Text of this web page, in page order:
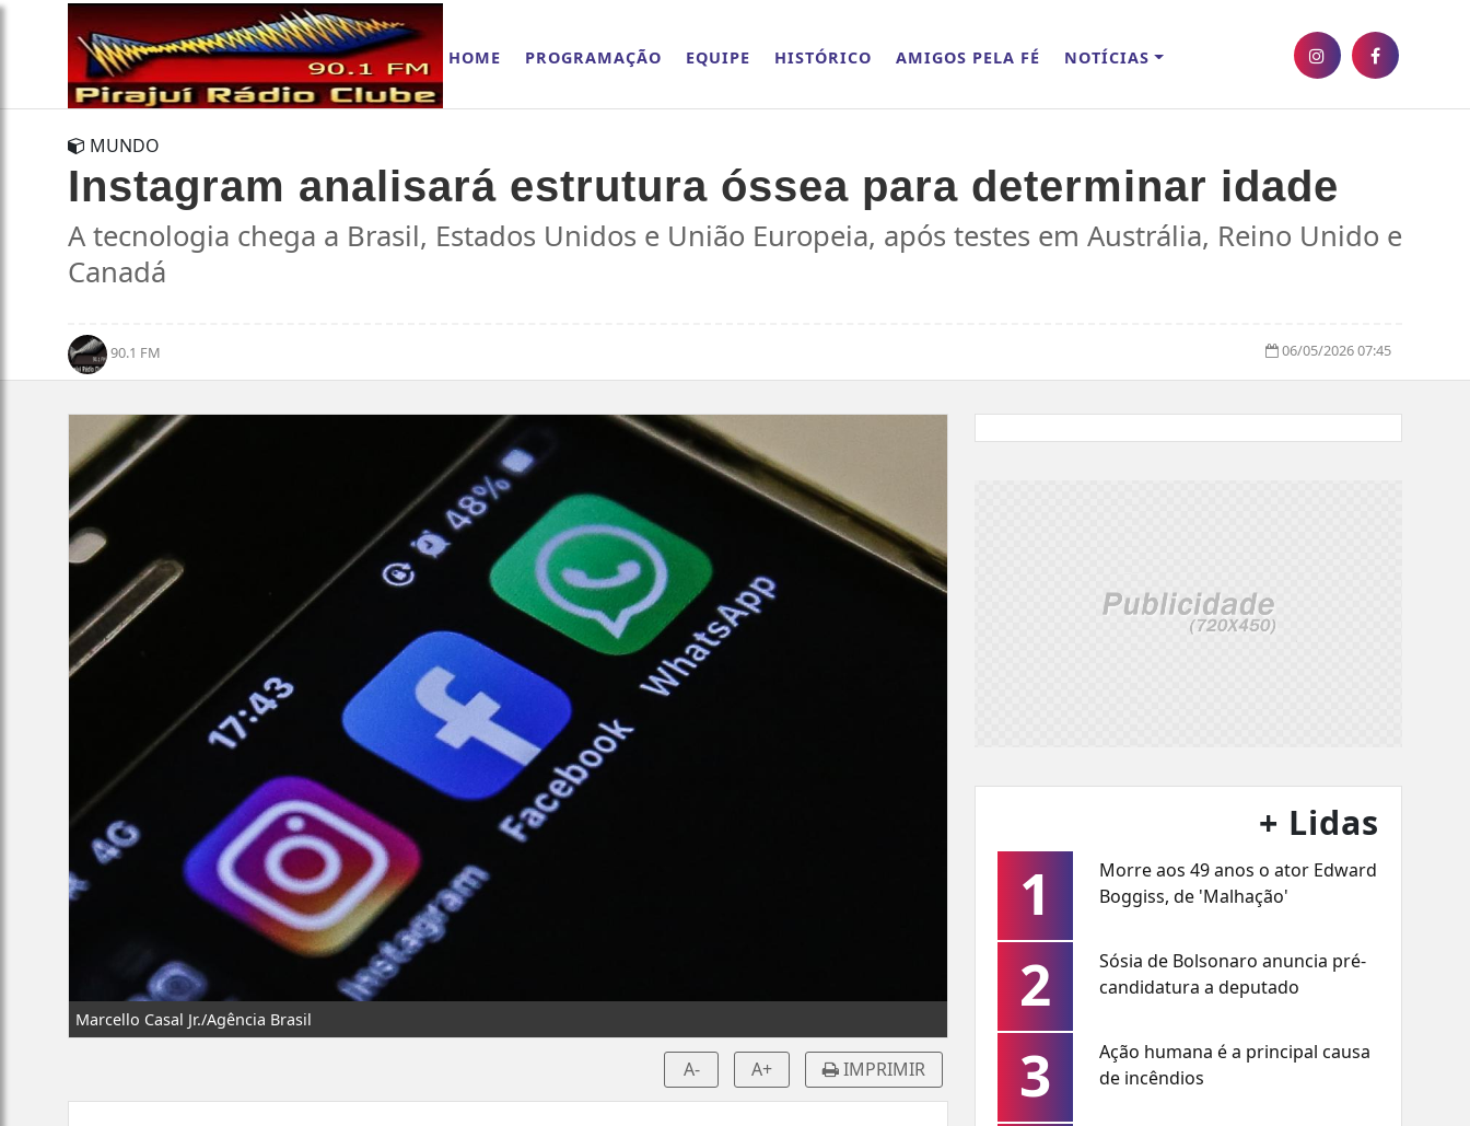
HOME PROGRAMAÇÃO EQUIPE HISTÓRICO AMIGOS PELA FÉ NOTÍCIAS
MUNDO
Instagram analisará estrutura óssea para determinar idade
A tecnologia chega a Brasil, Estados Unidos e União Europeia, após testes em Austrália, Reino Unido e
Canadá
90.1 FM 06/05/2026 07:45
Marcello Casal Jr./Agência Brasil
A- A+ IMPRIMIR
+ Lidas
1
Morre aos 49 anos o ator Edward
Boggiss, de 'Malhação'
2
Sósia de Bolsonaro anuncia pré-
candidatura a deputado
3
Ação humana é a principal causa
de incêndios